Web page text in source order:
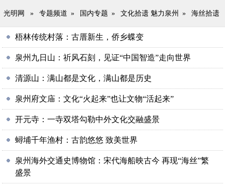
光明网 » 专题频道 » 国内专题 » 文化拾遗 魅力泉州 » 海丝拾遗
梧林传统村落：古厝新生，侨乡蝶变
泉州九日山：祈风石刻，见证“中国智造”走向世界
清源山：满山都是文化，满山都是历史
泉州府文庙：文化“火起来”也让文物“活起来”
开元寺：一寺双塔勾勒中外文化交融盛景
蟳埔千年渔村：古韵悠悠 致美世界
泉州海外交通史博物馆：宋代海船映古今 再现“海丝”繁
盛景